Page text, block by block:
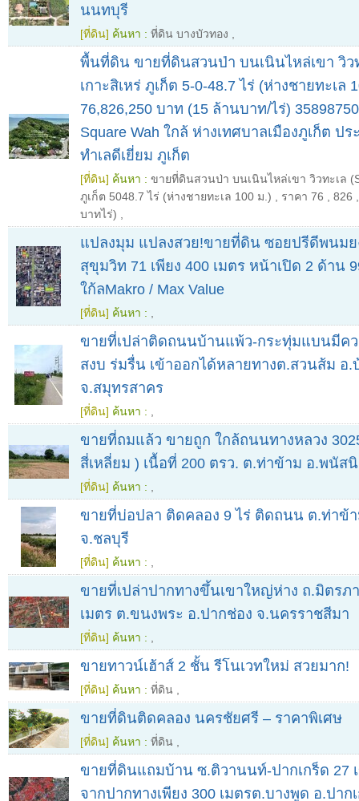
นนทบุรี
[ที่ดิน] ค้นหา : ที่ดิน บางบัวทอง
พื้นที่ดิน ขายที่ดินสวนป่า บนเนินไหล่เขา วิวท
เกาะสิเหร่ ภูเก็ต 5-0-48.7 ไร่ (ห่างชายทะเล
76,826,250 บาท (15 ล้านบาท/ไร่)
Square Wah ใกล้ ห่างเทศบาลเมืองภูเก็ต ป
ทำเลดีเยี่ยม ภูเก็ต
[ที่ดิน] ค้นหา : ขายที่ดินสวนป่า บนเนินไหล่เขา วิวทะเล
ภูเก็ต 5048.7 ไร่ (ห่างชายทะเล 100 ม.)
ราคา 76 826
บาทไร่)
แปลงมุม แปลงสวย!ขายที่ดิน ซอยปรีดีพนม
สุขุมวิท 71 เพียง 400 เมตร หน้าเปิด 2 ด้าน
ใก้ลMakro / Max Value
[ที่ดิน] ค้นหา :
ขายที่เปล่าติดถนนบ้านแพ้ว-กระทุ่มแบนมีค
สงบ ร่มรื่น เข้าออกได้หลายทางต.สวนส้ม อ
จ.สมุทรสาคร
[ที่ดิน] ค้นหา :
ขายที่ถมแล้ว ขายถูก ใกล้ถนนทางหลวง
สี่เหลี่ยม ) เนื้อที่ 200 ตรว. ต.ท่าข้าม อ.พนัส
[ที่ดิน] ค้นหา :
ขายที่บ่อปลา ติดคลอง 9 ไร่ ติดถนน ต.ท่าข้
จ.ชลบุรี
[ที่ดิน] ค้นหา :
ขายที่เปล่าปากทางขึ้นเขาใหญ่ห่าง ถ.มิตรภ
เมตร ต.ขนงพระ อ.ปากช่อง จ.นครราชสีมา
[ที่ดิน] ค้นหา :
ขายทาวน์เฮ้าส์ 2 ชั้น รีโนเวทใหม่ สวยมาก!
[ที่ดิน] ค้นหา : ที่ดิน
ขายที่ดินติดคลอง นครชัยศรี – ราคาพิเศษ
[ที่ดิน] ค้นหา : ที่ดิน
ขายที่ดินแถมบ้าน ซ.ติวานนท์-ปากเกร็ด 27
จากปากทางเพียง 300 เมตรต.บางพูด อ.ปา